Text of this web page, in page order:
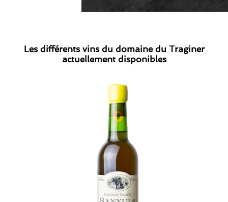
Les différents vins du domaine du Traginer
actuellement disponibles